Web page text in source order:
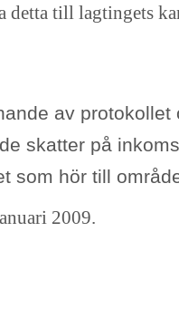
detta till lagtingets
av
skatter på
hör till
2009.